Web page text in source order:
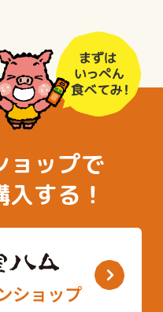
ョップで
する！
ショップ